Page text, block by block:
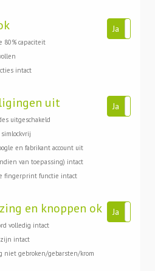
80% capaciteit
intact
Ja
uit
uitgeschakeld
en fabrikant account uit
van toepassing) intact
fingerprint functie intact
Ja
en knoppen ok
volledig intact
intact
niet gebroken/gebarsten/krom
Ja